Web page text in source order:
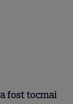
fost tocmai